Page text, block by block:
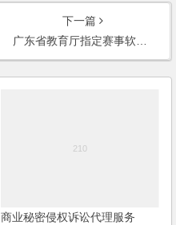
下一篇
广东省教育厅指定赛事软件一审被判违法
商业秘密侵权诉讼代理服务